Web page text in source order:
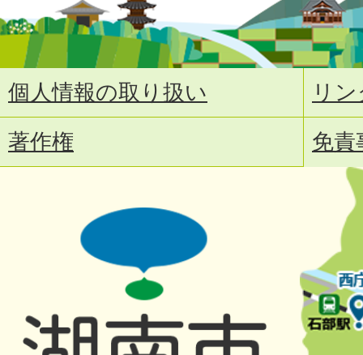
個人情報の取り扱い
リ
著作権
免責